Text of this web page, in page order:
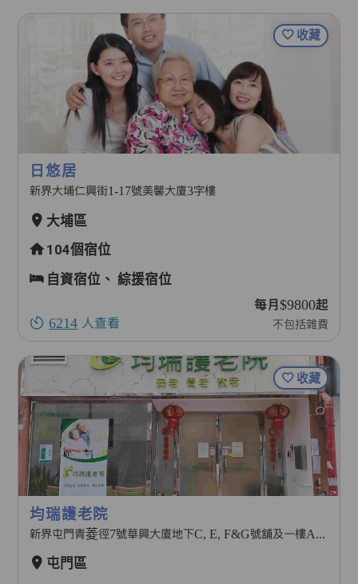
收藏
日悠居
新界大埔仁興街1-17號美馨大廈3字樓
大埔區
104個宿位
自資宿位、綜援宿位
6214 人查看
每月$9800起
不包括雜費
收藏
均瑞護老院
屯門區